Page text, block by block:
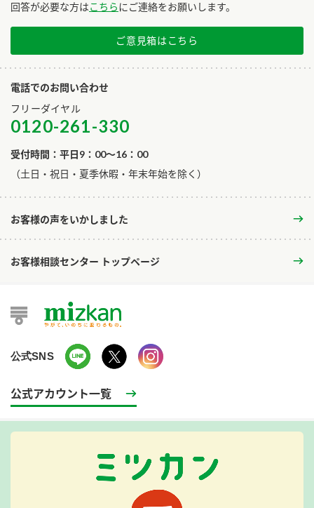
回答が必要な方はこちらにご連絡をお願いします。
ご意見箱はこちら
電話でのお問い合わせ
フリーダイヤル
0120-261-330
受付時間：平日9：00～16：00
​（土日・祝日・夏季休暇・年末年始を除く）
お客様の声をいかしました
お客様相談センター トップページ
公式SNS
公式アカウント一覧